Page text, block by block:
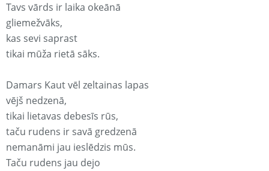
Tavs vārds ir laika okeānā
gliemežvāks,
kas sevi saprast
tikai mūža rietā sāks.
Damars Kaut vēl zeltainas lapas
vējš nedzenā,
tikai lietavas debesīs rūs,
taču rudens ir savā gredzenā
nemanāmi jau ieslēdzis mūs.
Taču rudens jau dejo